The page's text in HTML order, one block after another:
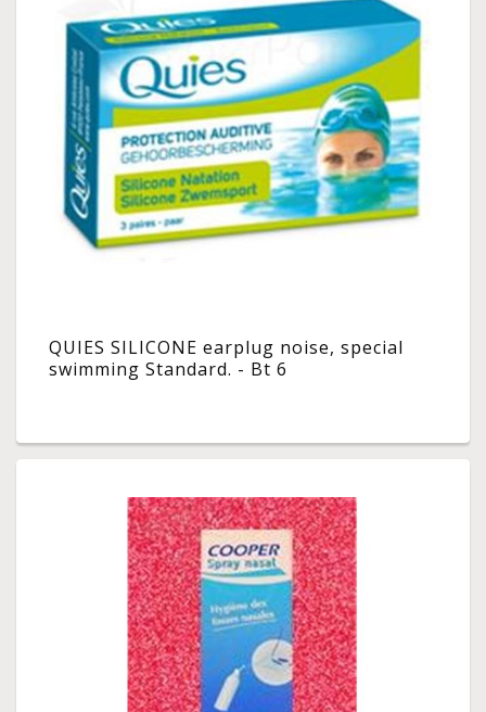
QUIES SILICONE earplug noise, special
swimming Standard. - Bt 6